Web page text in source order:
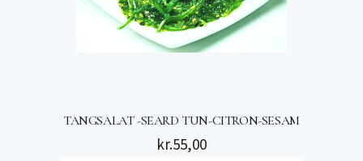
TANGSALAT -SEARD TUN-CITRON-SESAM
kr.55,00